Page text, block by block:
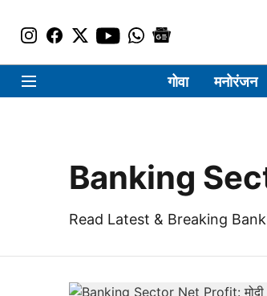
गोवा मनोरंजन
Banking
Read Latest & Breaking